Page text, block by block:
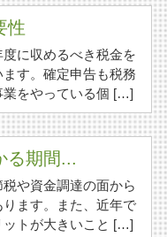
性
に収めるべき税金を
す。確定申告も税務
業をやっている個 […]
る期間...
や資金調達の面から
ます。また、近年で
ットが大きいこと […]